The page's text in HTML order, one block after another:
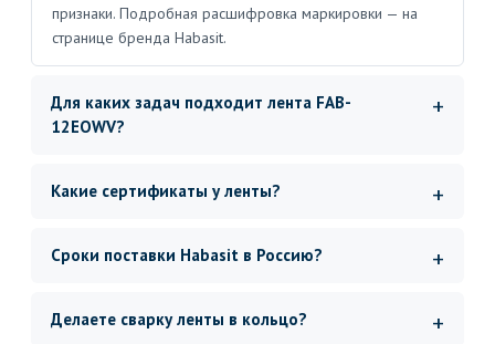
признаки. Подробная расшифровка маркировки — на
странице бренда Habasit.
Для каких задач подходит лента FAB-
12EOWV?
Какие сертификаты у ленты?
Сроки поставки Habasit в Россию?
Делаете сварку ленты в кольцо?